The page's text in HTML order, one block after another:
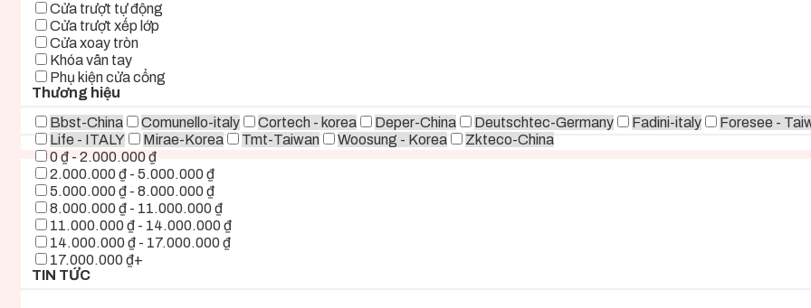
Cửa trượt tự động
Cửa trượt xếp lớp
Cửa xoay tròn
Khóa vân tay
Phụ kiện cửa cổng
Thương hiệu
Bbst-China
Comunello-italy Cortech - korea Deper-China Deutschtec-Germany Fadini-italy
Foresee -
Life - ITALY
Mirae-Korea Tmt-Taiwan Woosung - Korea
Zkteco-China
0 ₫ - 2.000.000 ₫
2.000.000 ₫ - 5.000.000 ₫
5.000.000 ₫ - 8.000.000 ₫
8.000.000 ₫ - 11.000.000 ₫
11.000.000 ₫ - 14.000.000 ₫
14.000.000 ₫ - 17.000.000 ₫
17.000.000 ₫+
TIN TỨC